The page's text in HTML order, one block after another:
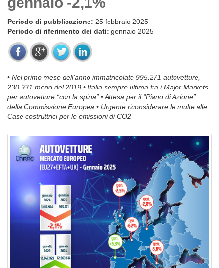
Periodo di pubblicazione: 25 febbraio 2025
Periodo di riferimento dei dati: gennaio 2025
• Nel primo mese dell’anno immatricolate 995.271 autovetture,
230.931 meno del 2019 • Italia sempre ultima fra i Major Markets
per autovetture “con la spina” • Attesa per il “Piano di Azione”
della Commissione Europea • Urgente riconsiderare le multe alle
Case costruttrici per le emissioni di CO2